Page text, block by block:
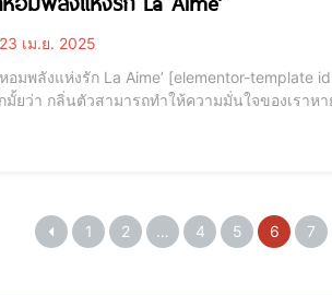
23 เม.ย. 2025
La Aime’ [elementor-template id="12184"] [elementor-template id="12187"] ✨🌸 น้ำหอมพลังแห่งรัก 🌸✨ เคย
มั้ยว่า กลิ่นตัวสามารถทำให้ความมั่นใจของเราห
1 2 … 4 5 6 7